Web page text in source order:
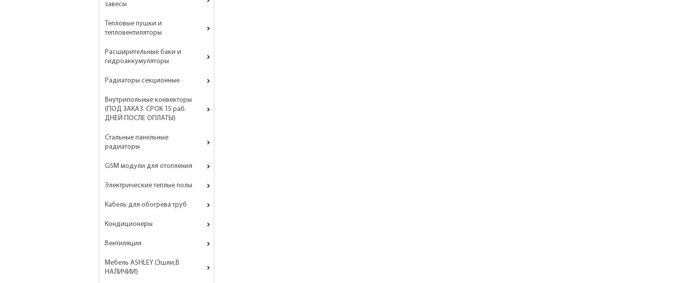
завесы
Тепловые пушки и
тепловентиляторы
Расширительные баки и
гидроаккумуляторы
Радиаторы секционные
Внутрипольные конвекторы
(ПОД ЗАКАЗ. СРОК 15 раб.
ДНЕЙ ПОСЛЕ ОПЛАТЫ)
Стальные панельные
радиаторы
GSM модули для отопления
Электрические теплые полы
Кабель для обогрева труб
Кондиционеры
Вентиляция
Мебель ASHLEY (Эшли,В
НАЛИЧИИ)